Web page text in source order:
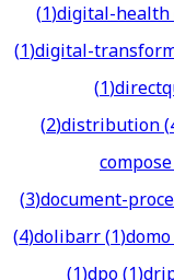
(1)digital-health
(1)digital-
(1)
(2)distribution(
compose
(3)document-
(4)dolibarr(1)domo